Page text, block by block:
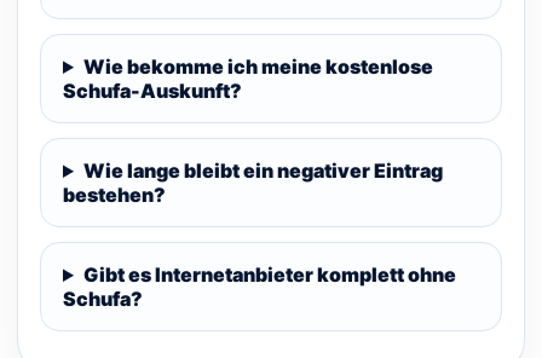
Wie bekomme ich meine kostenlose
Schufa-Auskunft?
Wie lange bleibt ein negativer Eintrag
bestehen?
Gibt es Internetanbieter komplett ohne
Schufa?